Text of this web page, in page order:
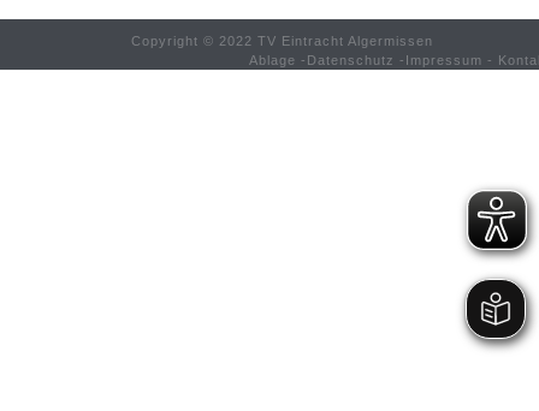
Copyright © 2022 TV Eintracht Algermissen
Ablage - Datenschutz - Impressum -